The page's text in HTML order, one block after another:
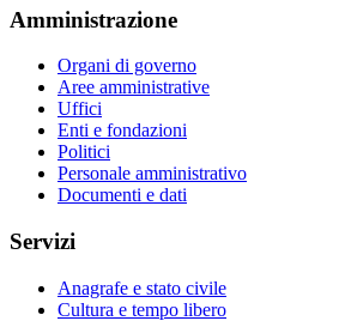
Amministrazione
Organi di governo
Aree amministrative
Uffici
Enti e fondazioni
Politici
Personale amministrativo
Documenti e dati
Servizi
Anagrafe e stato civile
Cultura e tempo libero